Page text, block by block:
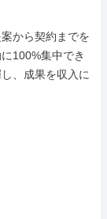
から契約までを
100%集中でき
、成果を収入に